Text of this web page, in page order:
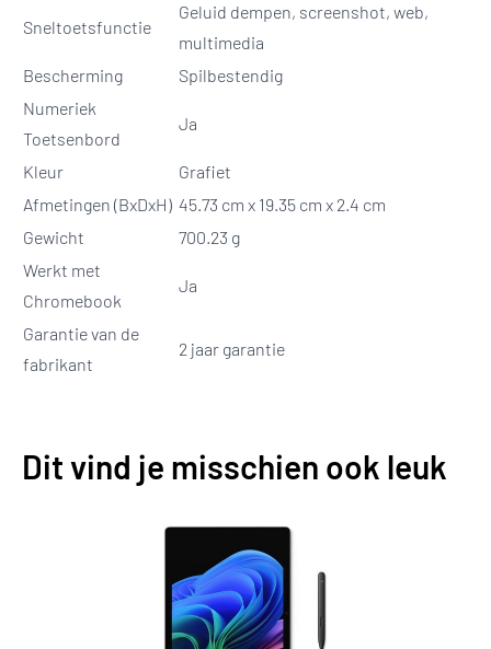
Sneltoetsfunctie
Geluid dempen, screenshot, web,
multimedia
Bescherming
Spilbestendig
Numeriek
Toetsenbord
Ja
Kleur
Grafiet
Afmetingen (BxDxH) 45.73 cm x 19.35 cm x 2.4 cm
Gewicht
700.23 g
Werkt met
Chromebook
Ja
Garantie van de
fabrikant
2 jaar garantie
Dit vind je misschien ook leuk